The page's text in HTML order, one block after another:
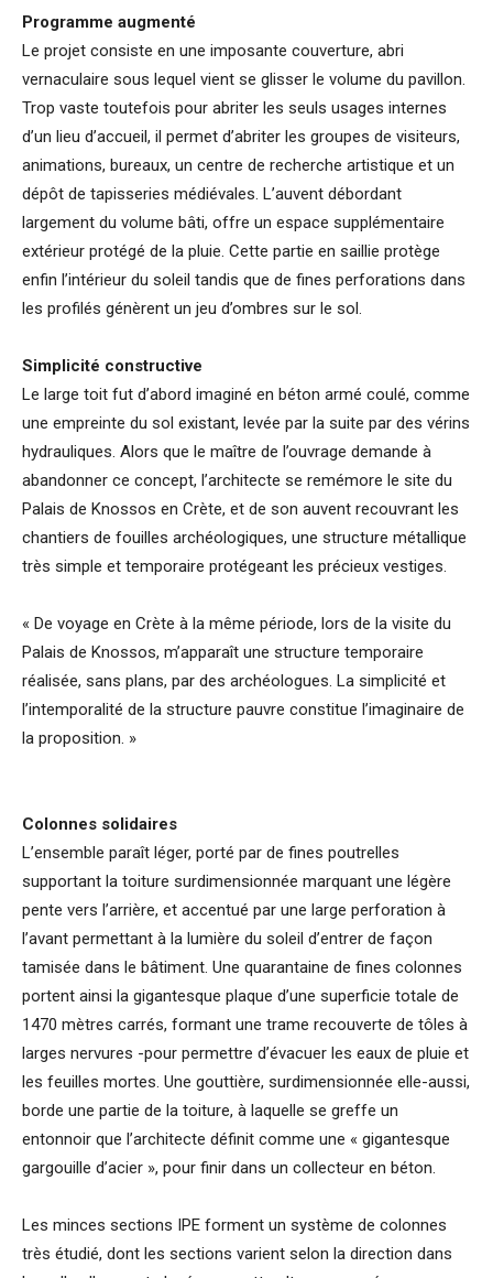
Programme augmenté
Le projet consiste en une imposante couverture, abri
vernaculaire sous lequel vient se glisser le volume du pavillon.
Trop vaste toutefois pour abriter les seuls usages internes
d’un lieu d’accueil, il permet d’abriter les groupes de visiteurs,
animations, bureaux, un centre de recherche artistique et un
dépôt de tapisseries médiévales. L’auvent débordant
largement du volume bâti, offre un espace supplémentaire
extérieur protégé de la pluie. Cette partie en saillie protège
enfin l’intérieur du soleil tandis que de fines perforations dans
les profilés génèrent un jeu d’ombres sur le sol.
Simplicité constructive
Le large toit fut d’abord imaginé en béton armé coulé, comme
une empreinte du sol existant, levée par la suite par des vérins
hydrauliques. Alors que le maître de l’ouvrage demande à
abandonner ce concept, l’architecte se remémore le site du
Palais de Knossos en Crète, et de son auvent recouvrant les
chantiers de fouilles archéologiques, une structure métallique
très simple et temporaire protégeant les précieux vestiges.
« De voyage en Crète à la même période, lors de la visite du
Palais de Knossos, m’apparaît une structure temporaire
réalisée, sans plans, par des archéologues. La simplicité et
l’intemporalité de la structure pauvre constitue l’ima­ginaire de
la proposition. »
Colonnes solidaires
L’ensemble paraît léger, porté par de fines poutrelles
supportant la toiture surdimensionnée marquant une légère
pente vers l’arrière, et accentué par une large perforation à
l’avant permettant à la lumière du soleil d’entrer de façon
tamisée dans le bâtiment. Une quarantaine de fines colonnes
portent ainsi la gigantesque plaque d’une superficie totale de
1470 mètres carrés, formant une trame recouverte de tôles à
larges nervures -pour permettre d’évacuer les eaux de pluie et
les feuilles mortes. Une gouttière, surdimensionnée elle-aussi,
borde une partie de la toiture, à laquelle se greffe un
entonnoir que l’architecte définit comme une « gigantesque
gargouille d’acier », pour finir dans un collecteur en béton.
Les minces sections IPE forment un système de colonnes
très étudié, dont les sections varient selon la direction dans